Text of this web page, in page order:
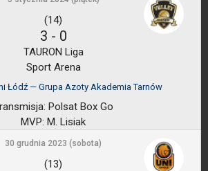
(14)
3 - 0
TAURON Liga
Sport Arena
Łódź — Grupa Azoty Akademia Tarnów
Polsat Box Go
MVP: M. Lisiak
30 grudnia 2023 (sobota)
(13)